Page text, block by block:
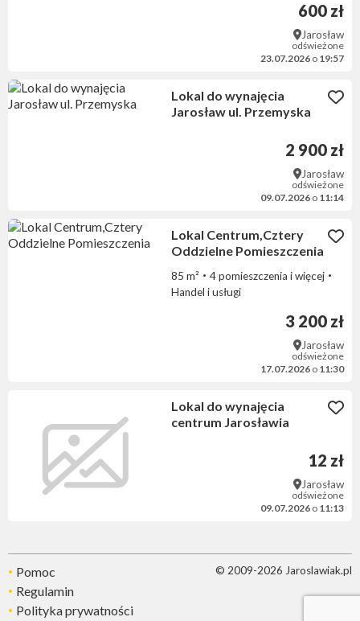
600 zł
Jarosław
odświeżone
23.07.2026 o 19:57
Lokal do wynajęcia
Jarosław ul. Przemyska
2 900 zł
Jarosław
odświeżone
09.07.2026 o 11:14
Lokal Centrum,Cztery
Oddzielne Pomieszczenia
85 m²
4 pomieszczenia i więcej
Handel i usługi
3 200 zł
Jarosław
odświeżone
17.07.2026 o 11:30
Lokal do wynajęcia
centrum Jarosławia
12 zł
Jarosław
odświeżone
09.07.2026 o 11:13
Pomoc
Regulamin
Polityka prywatności
© 2009-2026 Jaroslawiak.pl